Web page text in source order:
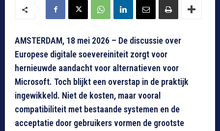
AMSTERDAM, 18 mei 2026 – De discussie over
Europese digitale soevereiniteit zorgt voor
hernieuwde aandacht voor alternatieven voor
Microsoft. Toch blijkt een overstap in de praktijk
ingewikkeld. Niet de kosten, maar vooral
compatibiliteit met bestaande systemen en de
acceptatie door gebruikers vormen de grootste